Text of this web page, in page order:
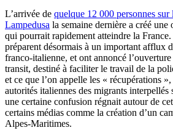
L’arrivée de quelque 12 000 personnes
Lampedusa la semaine dernière a créé
qui pourrait rapidement atteindre la
préparent désormais à un important afflux
franco-italienne, et ont annoncé
transit, destiné à faciliter le travail de la
et ce que l’on appelle les « récupérations
autorités italiennes des migrants
une certaine confusion régnait autour de
certains médias comme la création d’un
Alpes-Maritimes.